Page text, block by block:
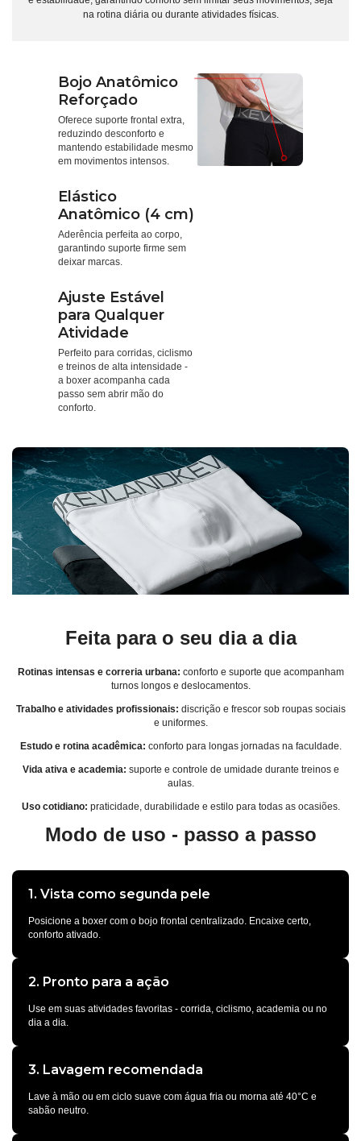
na rotina diária ou durante atividades físicas.
Bojo Anatômico
Reforçado
Oferece suporte frontal extra,
reduzindo desconforto e
mantendo estabilidade mesmo
em movimentos intensos.
Elástico
Anatômico (4 cm)
Aderência perfeita ao corpo,
garantindo suporte firme sem
deixar marcas.
Ajuste Estável
para Qualquer
Atividade
Perfeito para corridas, ciclismo
e treinos de alta intensidade -
a boxer acompanha cada
passo sem abrir mão do
conforto.
Feita para o seu dia a dia
Rotinas intensas e correria urbana: conforto e suporte que acompanham
turnos longos e deslocamentos.
Trabalho e atividades profissionais: discrição e frescor sob roupas sociais
e uniformes.
Estudo e rotina acadêmica: conforto para longas jornadas na faculdade.
Vida ativa e academia: suporte e controle de umidade durante treinos e
aulas.
Uso cotidiano: praticidade, durabilidade e estilo para todas as ocasiões.
Modo de uso - passo a passo
1. Vista como segunda pele
Posicione a boxer com o bojo frontal centralizado. Encaixe certo,
conforto ativado.
2. Pronto para a ação
Use em suas atividades favoritas - corrida, ciclismo, academia ou no
dia a dia.
3. Lavagem recomendada
Lave à mão ou em ciclo suave com água fria ou morna até 40°C e
sabão neutro.